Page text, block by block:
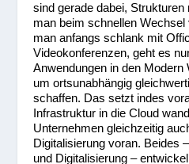
sind gerade dabei,
man beim schnellen
man anfangs schlank mit
Videokonferenzen, geht es
Anwendungen in den Modern
um ortsunabhängig
schaffen. Das setzt indes
Infrastruktur in die Cloud
Unternehmen gleichzeitig
Digitalisierung voran. Beides
und Digitalisierung –